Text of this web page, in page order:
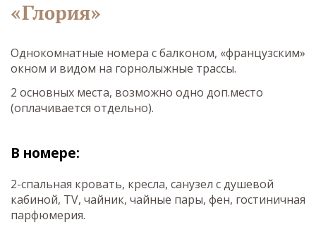
«Глория»
Однокомнатные номера с балконом, «французским»
окном и видом на горнолыжные трассы.
2 основных места, возможно одно доп.место
(оплачивается отдельно).
В номере:
2-спальная кровать, кресла, санузел с душевой
кабиной, TV, чайник, чайные пары, фен, гостиничная
парфюмерия.